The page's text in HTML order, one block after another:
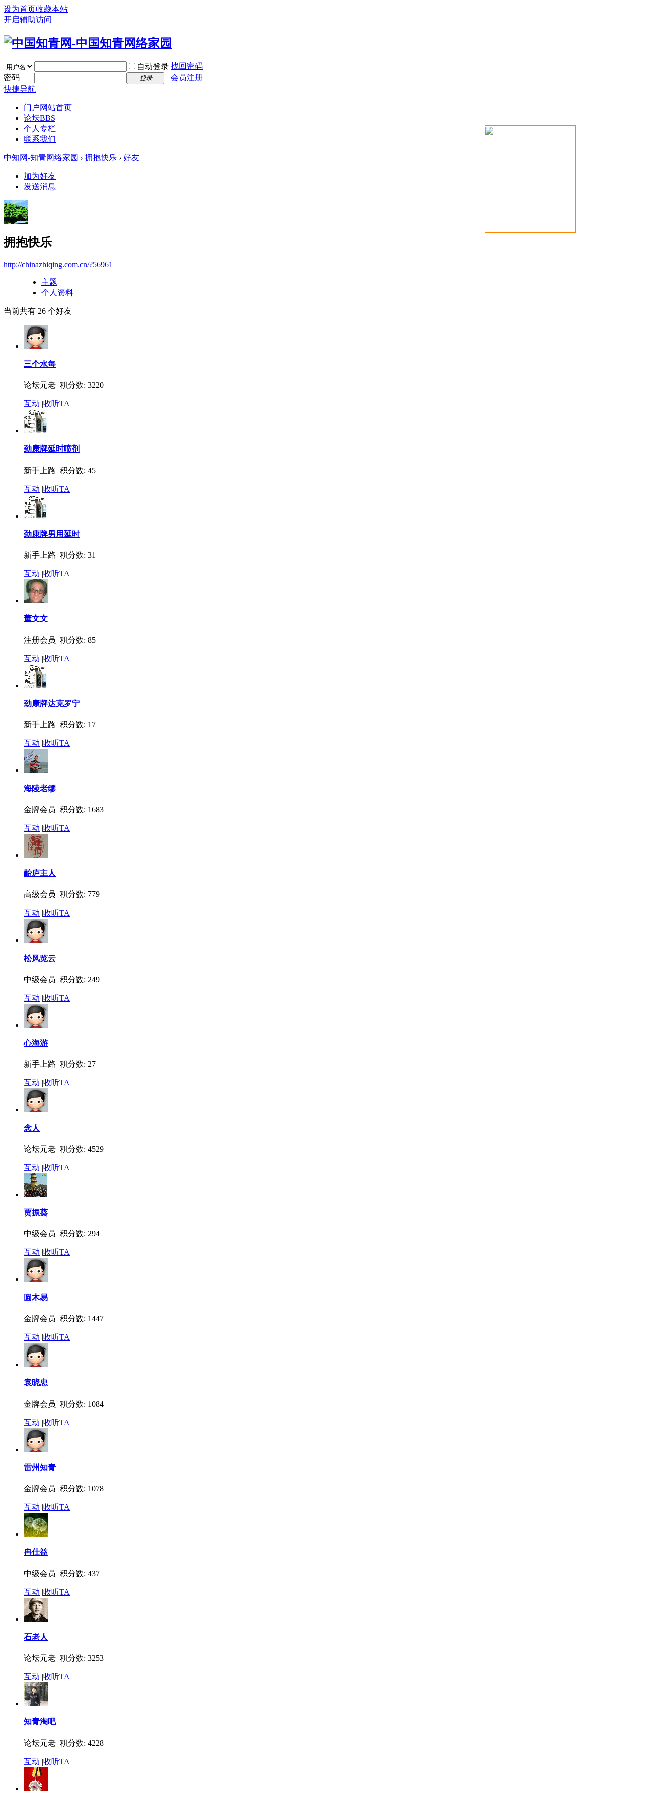
设为首页收藏本站
开启辅助访问
自动登录 找回密码
密码
登录
会员注册
快捷导航
门户网站首页
论坛BBS
个人专栏
联系我们
中知网-知青网络家园 › 拥抱快乐 › 好友
加为好友
发送消息
拥抱快乐
http://chinazhiqing.com.cn/?56961
主题
个人资料
当前共有 26 个好友
三个水每
论坛元老 积分数: 3220
互动 |收听TA
劲康牌延时喷剂
新手上路 积分数: 45
互动 |收听TA
劲康牌男用延时
新手上路 积分数: 31
互动 |收听TA
董文文
注册会员 积分数: 85
互动 |收听TA
劲康牌达克罗宁
新手上路 积分数: 17
互动 |收听TA
海陵老缪
金牌会员 积分数: 1683
互动 |收听TA
齝庐主人
高级会员 积分数: 779
互动 |收听TA
松风览云
中级会员 积分数: 249
互动 |收听TA
心海游
新手上路 积分数: 27
互动 |收听TA
念人
论坛元老 积分数: 4529
互动 |收听TA
贾振葵
中级会员 积分数: 294
互动 收听TA
圆木易
金牌会员 积分数: 1447
互动 |收听TA
袁晓忠
金牌会员 积分数: 1084
互动 |收听TA
雷州知青
金牌会员 积分数: 1078
互动 |收听TA
冉仕益
中级会员 积分数: 437
互动 |收听TA
石老人
论坛元老 积分数: 3253
互动 |收听TA
知青淘吧
论坛元老 积分数: 4228
互动 |收听TA